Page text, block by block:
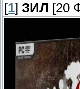
[1] ЗИЛ [20